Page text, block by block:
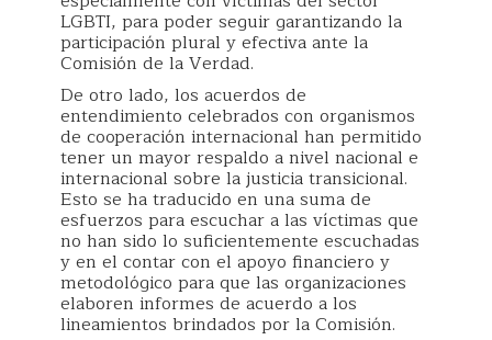
LGBTI, para poder seguir garantizando la
participación plural y efectiva ante la
Comisión de la Verdad.
De otro lado, los acuerdos de
entendimiento celebrados con organismos
de cooperación internacional han permitido
tener un mayor respaldo a nivel nacional e
internacional sobre la justicia transicional.
Esto se ha traducido en una suma de
esfuerzos para escuchar a las víctimas que
no han sido lo suficientemente escuchadas
y en el contar con el apoyo financiero y
metodológico para que las organizaciones
elaboren informes de acuerdo a los
lineamientos brindados por la Comisión.